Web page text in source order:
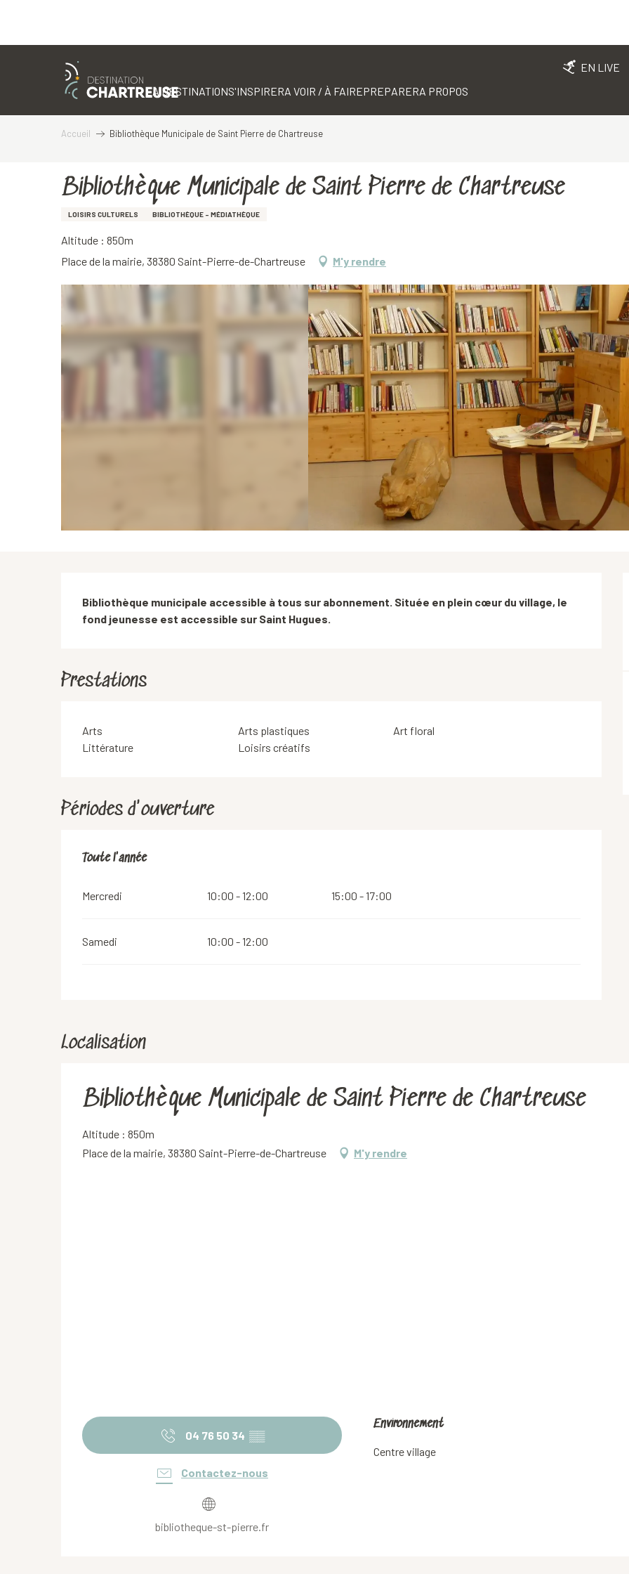
EN LIVE
LA DESTINATIONS'INSPIRERA VOIR / À FAIREPREPARERA PROPOS
Accueil Bibliothèque Municipale de Saint Pierre de Chartreuse
Bibliothèque Municipale de Saint Pierre de Chartreuse
LOISIRS CULTURELS BIBLIOTHÈQUE - MÉDIATHÈQUE
Altitude : 850m
Place de la mairie, 38380 Saint-Pierre-de-Chartreuse
M'y rendre
Description
Bibliothèque municipale accessible à tous sur abonnement. Située en plein cœur du village, le
fond jeunesse est accessible sur Saint Hugues.
Prestations
Arts Arts plastiques
Art floral
Littérature
Loisirs créatifs
Périodes d'ouverture
Toute l'année
Toute l'année
Mercredi 10:00 - 12:00 15:00 - 17:00
Samedi 10:00 - 12:00
Localisation
Bibliothèque Municipale de Saint Pierre de Chartreuse
Altitude : 850m
Place de la mairie, 38380 Saint-Pierre-de-Chartreuse
M'y rendre
04 76 50 34 ▒▒
Contactez-nous
bibliotheque-st-pierre.fr
Environnement
Environnement
Centre village